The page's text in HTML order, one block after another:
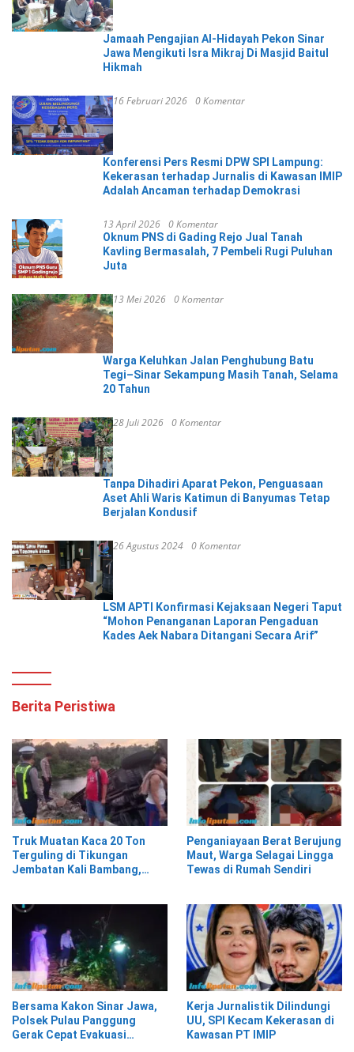
Jamaah Pengajian Al-Hidayah Pekon Sinar
Jawa Mengikuti Isra Mikraj Di Masjid Baitul
Hikmah
16 Februari 2026 0 Komentar
Konferensi Pers Resmi DPW SPI Lampung:
Kekerasan terhadap Jurnalis di Kawasan IMIP
Adalah Ancaman terhadap Demokrasi
13 April 2026 0 Komentar
Oknum PNS di Gading Rejo Jual Tanah
Kavling Bermasalah, 7 Pembeli Rugi Puluhan
Juta
13 Mei 2026 0 Komentar
Warga Keluhkan Jalan Penghubung Batu
Tegi–Sinar Sekampung Masih Tanah, Selama
20 Tahun
28 Juli 2026 0 Komentar
Tanpa Dihadiri Aparat Pekon, Penguasaan
Aset Ahli Waris Katimun di Banyumas Tetap
Berjalan Kondusif
26 Agustus 2024 0 Komentar
LSM APTI Konfirmasi Kejaksaan Negeri Taput
“Mohon Penanganan Laporan Pengaduan
Kades Aek Nabara Ditangani Secara Arif”
Berita Peristiwa
Truk Muatan Kaca 20 Ton
Terguling di Tikungan
Jembatan Kali Bambang,
Penganiayaan Berat Berujung
Maut, Warga Selagai Lingga
Tewas di Rumah Sendiri
Bersama Kakon Sinar Jawa,
Polsek Pulau Panggung
Gerak Cepat Evakuasi
Kerja Jurnalistik Dilindungi
UU, SPI Kecam Kekerasan di
Kawasan PT IMIP